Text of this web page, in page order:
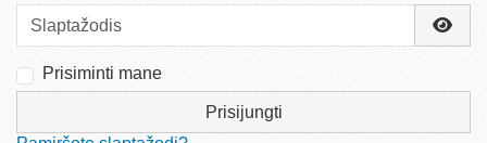
Slaptažodis
Prisiminti mane
Prisijungti